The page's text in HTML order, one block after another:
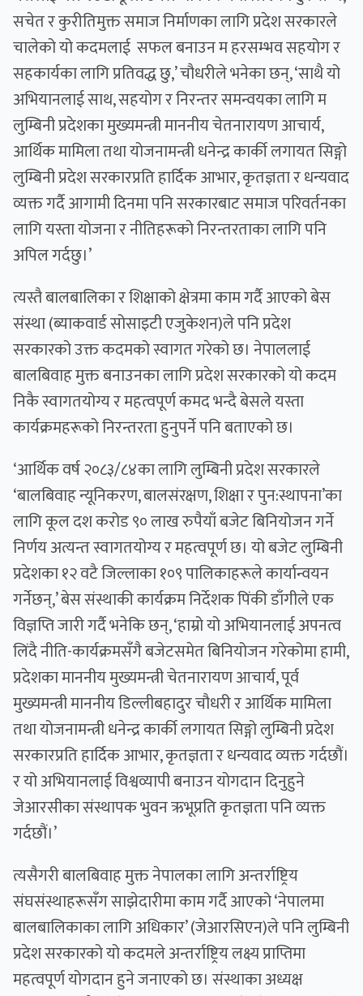
सचेत र कुरीतिमुक्त समाज निर्माणका लागि प्रदेश सरकारले
चालेको यो कदमलाई सफल बनाउन म हरसम्भव सहयोग र
सहकार्यका लागि प्रतिवद्ध छु,’ चौधरीले भनेका छन्, ‘साथै यो
अभियानलाई साथ, सहयोग र निरन्तर समन्वयका लागि म
लुम्बिनी प्रदेशका मुख्यमन्त्री माननीय चेतनारायण आचार्य,
आर्थिक मामिला तथा योजनामन्त्री धनेन्द्र कार्की लगायत सिङ्गो
लुम्बिनी प्रदेश सरकारप्रति हार्दिक आभार, कृतज्ञता र धन्यवाद
व्यक्त गर्दै आगामी दिनमा पनि सरकारबाट समाज परिवर्तनका
लागि यस्ता योजना र नीतिहरूको निरन्तरताका लागि पनि
अपिल गर्दछु।’
त्यस्तै बालबालिका र शिक्षाको क्षेत्रमा काम गर्दै आएको बेस
संस्था (ब्याकवार्ड सोसाइटी एजुकेशन)ले पनि प्रदेश
सरकारको उक्त कदमको स्वागत गरेको छ। नेपाललाई
बालबिवाह मुक्त बनाउनका लागि प्रदेश सरकारको यो कदम
निकै स्वागतयोग्य र महत्वपूर्ण कमद भन्दै बेसले यस्ता
कार्यक्रमहरूको निरन्तरता हुनुपर्ने पनि बताएको छ।
‘आर्थिक वर्ष २०८३/८४का लागि लुम्बिनी प्रदेश सरकारले
‘बालबिवाह न्यूनिकरण, बालसंरक्षण, शिक्षा र पुन:स्थापना’का
लागि कूल दश करोड ९० लाख रुपैयाँ बजेट बिनियोजन गर्ने
निर्णय अत्यन्त स्वागतयोग्य र महत्वपूर्ण छ। यो बजेट लुम्बिनी
प्रदेशका १२ वटै जिल्लाका १०९ पालिकाहरूले कार्यान्वयन
गर्नेछन्,’ बेस संस्थाकी कार्यक्रम निर्देशक पिंकी डाँगीले एक
विज्ञप्ति जारी गर्दै भनेकि छन्, ‘हाम्रो यो अभियानलाई अपनत्व
लिंदै नीति-कार्यक्रमसँगै बजेटसमेत बिनियोजन गरेकोमा हामी,
प्रदेशका माननीय मुख्यमन्त्री चेतनारायण आचार्य, पूर्व
मुख्यमन्त्री माननीय डिल्लीबहादुर चौधरी र आर्थिक मामिला
तथा योजनामन्त्री धनेन्द्र कार्की लगायत सिङ्गो लुम्बिनी प्रदेश
सरकारप्रति हार्दिक आभार, कृतज्ञता र धन्यवाद व्यक्त गर्दछौं।
र यो अभियानलाई विश्वव्यापी बनाउन योगदान दिनुहुने
जेआरसीका संस्थापक भुवन ऋभूप्रति कृतज्ञता पनि व्यक्त
गर्दछौं।’
त्यसैगरी बालबिवाह मुक्त नेपालका लागि अन्तर्राष्ट्रिय
संघसंस्थाहरूसँग साझेदारीमा काम गर्दै आएको ‘नेपालमा
बालबालिकाका लागि अधिकार’ (जेआरसिएन)ले पनि लुम्बिनी
प्रदेश सरकारको यो कदमले अन्तर्राष्ट्रिय लक्ष्य प्राप्तिमा
महत्वपूर्ण योगदान हुने जनाएको छ। संस्थाका अध्यक्ष